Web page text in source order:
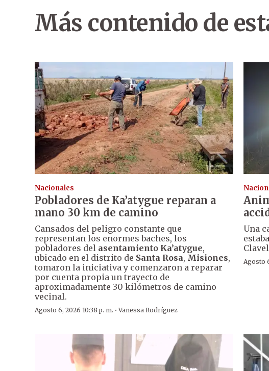
Más contenido de
Nacionales
Pobladores de Ka’atygue reparan a
mano 30 km de camino
Cansados del peligro constante que
representan los enormes baches, los
pobladores del asentamiento Ka’atygue,
ubicado en el distrito de Santa Rosa, Misiones,
tomaron la iniciativa y comenzaron a reparar
por cuenta propia un trayecto de
aproximadamente 30 kilómetros de camino
vecinal.
Agosto 6, 2026 10:38 p. m. ·Vanessa Rodríguez
Una
Agosto